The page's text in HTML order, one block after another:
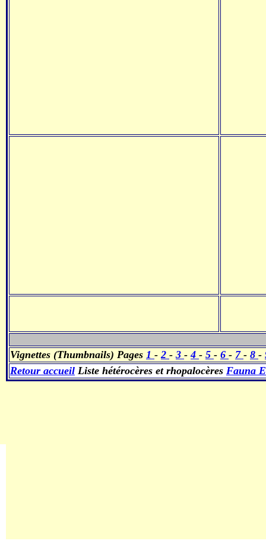
Vignettes (Thumbnails) Pages 1 -2 - 3 -4 - 5 - 6 - 7 - 8 -
Retour accueil Liste hétérocères et rhopalocères Fauna